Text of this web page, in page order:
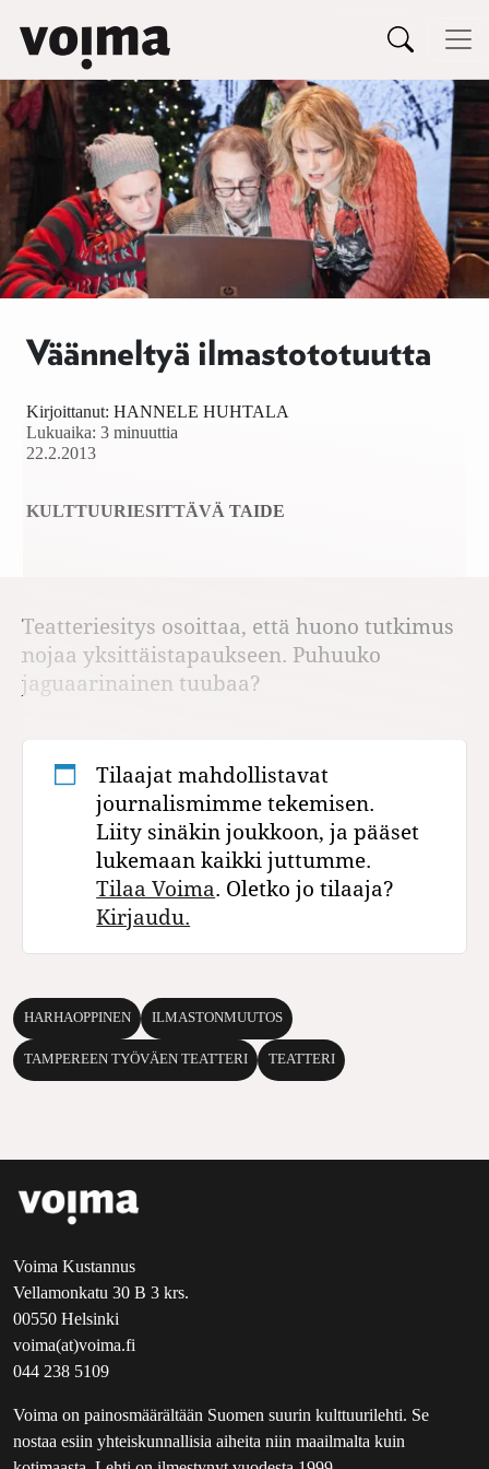
Siirry sisältöön
Päävalikko
Väänneltyä ilmastototuutta
22.2.2013
Kirjoittanut: HANNELE HUHTALA
Lukuaika: 3 minuuttia
KULTTUURIESITTÄVÄ TAIDE
Teatteriesitys osoittaa, että huono tutkimus
nojaa yksittäistapaukseen. Puhuuko
jaguaarinainen tuubaa?
Tilaajat mahdollistavat
journalismimme tekemisen.
Liity sinäkin joukkoon, ja pääset
lukemaan kaikki juttumme.
Tilaa Voima. Oletko jo tilaaja?
Kirjaudu.
HARHAOPPINEN ILMASTONMUUTOS
TAMPEREEN TYÖVÄEN TEATTERI TEATTERI
Voima Kustannus
Vellamonkatu 30 B 3 krs.
00550 Helsinki
voima(at)voima.fi
044 238 5109
Voima on painosmäärältään Suomen suurin kulttuurilehti. Se
nostaa esiin yhteiskunnallisia aiheita niin maailmalta kuin